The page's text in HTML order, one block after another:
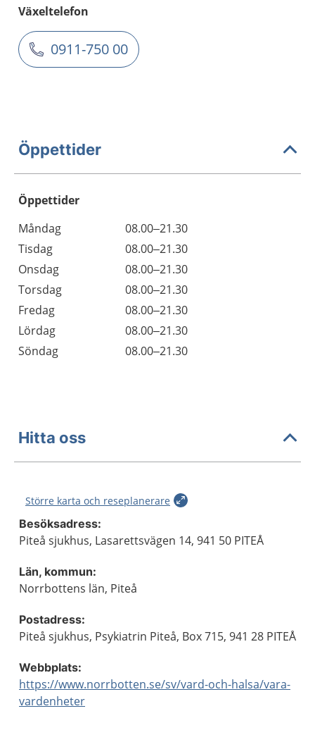
Växeltelefon
0911-750 00
Öppettider
Öppettider
Dag
Öppettider
Kommentarer
Måndag
08.00–21.30
Tisdag
08.00–21.30
Onsdag
08.00–21.30
Torsdag
08.00–21.30
Fredag
08.00–21.30
Lördag
08.00–21.30
Söndag
08.00–21.30
Hitta oss
Större karta och reseplanerare
Besöksadress:
Piteå sjukhus, Lasarettsvägen 14, 941 50 PITEÅ
Län, kommun:
Norrbottens län, Piteå
Postadress:
Piteå sjukhus, Psykiatrin Piteå, Box 715, 941 28 PITEÅ
Webbplats:
https://www.norrbotten.se/sv/vard-och-halsa/vara-
vardenheter